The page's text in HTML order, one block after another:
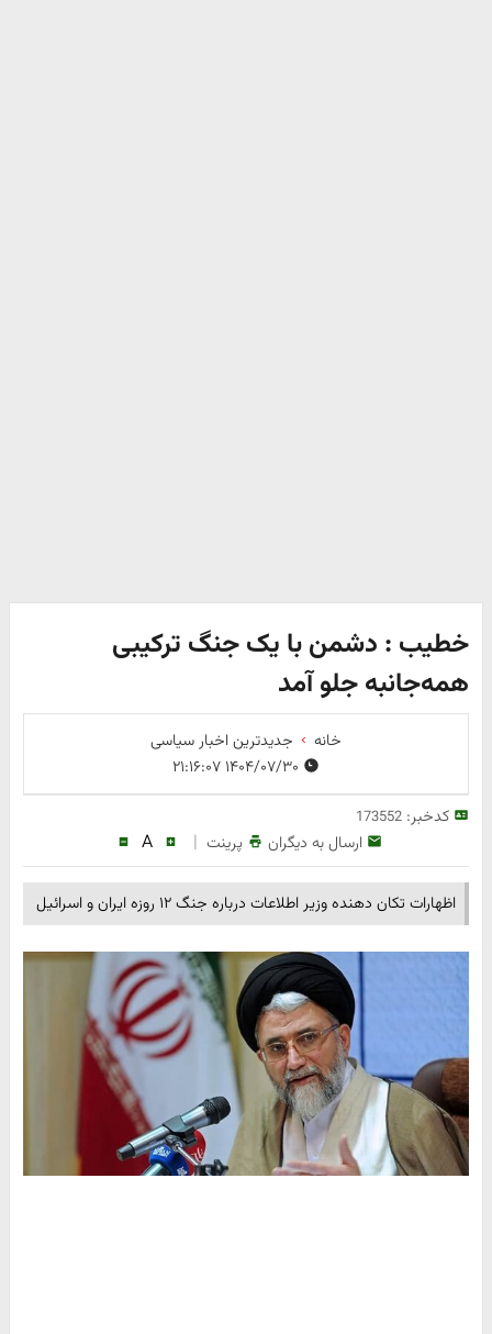
خطیب : دشمن با یک جنگ ترکیبی
همه‌جانبه‌ جلو آمد
خانه
جدیدترین اخبار سیاسی
کدخبر:173552
ارسال به دیگران پرینت |
A
اظهارات تکان دهنده وزیر اطلاعات درباره جنگ ۱۲ روزه ایران و اسرائیل